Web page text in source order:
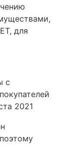
для
с
2021